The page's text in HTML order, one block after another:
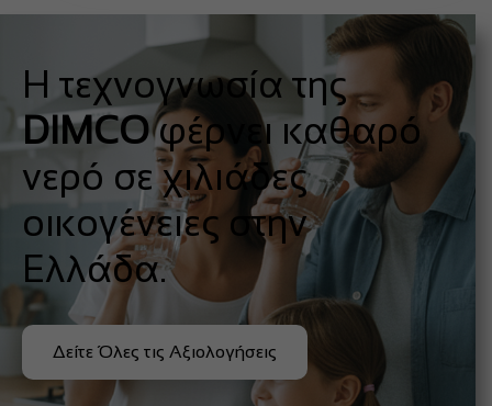
Η τεχνογνωσία της
DIMCOφέρνει καθαρό
νερό σε χιλιάδες
οικογένειες στην
Ελλάδα.
Δείτε Όλες τις Αξιολογήσεις